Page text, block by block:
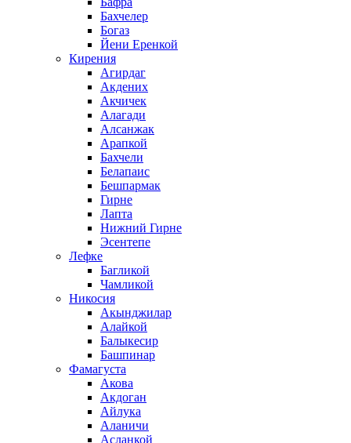
Бахчелер
Богаз
Йени Еренкой
Кирения
Агирдаг
Акдених
Акчичек
Алагади
Алсанжак
Арапкой
Бахчели
Белапаис
Бешпармак
Гирне
Лапта
Нижний Гирне
Эсентепе
Лефке
Багликой
Чамликой
Никосия
Акынджилар
Алайкой
Балыкесир
Башпинар
Фамагуста
Акова
Акдоган
Айлука
Аланичи
Асланкой